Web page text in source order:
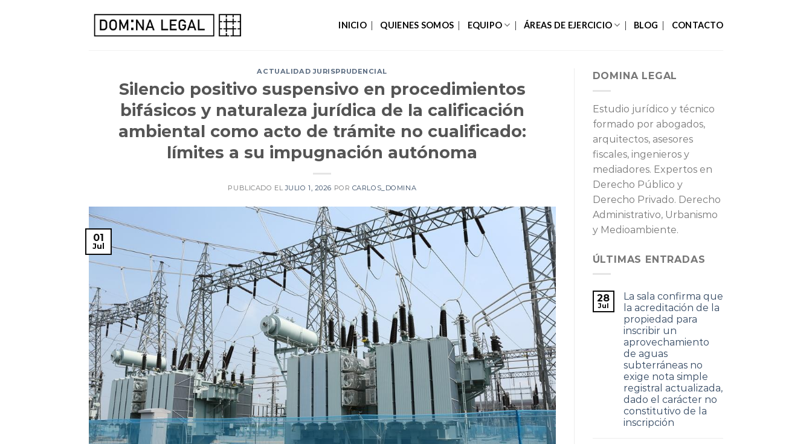
INICIO QUIENES SOMOS EQUIPO ÁREAS DE EJERCICIO BLOG CONTACTO
ACTUALIDAD JURISPRUDENCIAL
Silencio positivo suspensivo en procedimientos
bifásicos y naturaleza jurídica de la calificación
ambiental como acto de trámite no cualificado:
límites a su impugnación autónoma
PUBLICADO ELJULIO 1, 2026 POR CARLOS_DOMINA
01
Jul
DOMINA LEGAL
Estudio jurídico y técnico
formado por abogados,
arquitectos, asesores
fiscales, ingenieros y
mediadores. Expertos en
Derecho Público y
Derecho Privado. Derecho
Administrativo, Urbanismo
y Medioambiente.
ÚLTIMAS ENTRADAS
28
Jul
La sala confirma que
la acreditación de la
propiedad para
inscribir un
aprovechamiento
de aguas
subterráneas no
exige nota simple
registral actualizada,
dado el carácter no
constitutivo de la
inscripción